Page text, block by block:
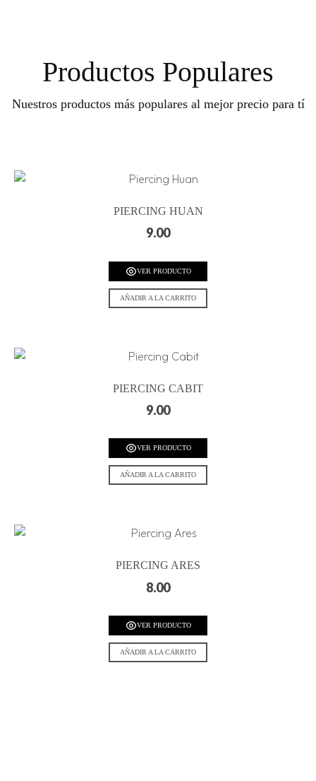
Productos Populares
Nuestros productos más populares al mejor precio para tí
PIERCING HUAN
9.00
VER PRODUCTO
AÑADIR A LA CARRITO
PIERCING CABIT
9.00
VER PRODUCTO
AÑADIR A LA CARRITO
PIERCING ARES
8.00
VER PRODUCTO
AÑADIR A LA CARRITO